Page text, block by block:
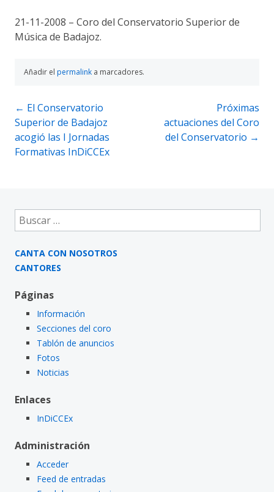
21-11-2008 – Coro del Conservatorio Superior de
Música de Badajoz.
Añadir el permalink a marcadores.
Navegación
de
entradas
← El Conservatorio
Superior de Badajoz
acogió las I Jornadas
Formativas InDiCCEx
Próximas
actuaciones del Coro
del Conservatorio →
Buscar:
CANTA CON NOSOTROS
CANTORES
Páginas
Información
Secciones del coro
Tablón de anuncios
Fotos
Noticias
Enlaces
InDiCCEx
Administración
Acceder
Feed de entradas